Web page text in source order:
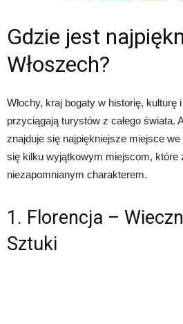
Gdzie jest
Włoszech?
Włochy, kraj bogaty w historię, kulturę
przyciągają turystów z całego świata.
znajduje się najpiękniejsze miejsce
się kilku wyjątkowym miejscom, które
niezapomnianym charakterem.
1. Florencja –
Sztuki